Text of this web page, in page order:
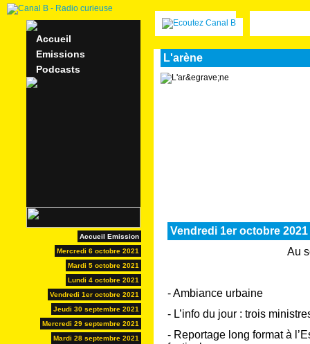
Accueil
Emissions
Podcasts
Accueil Emission
Mercredi 6 octobre 2021
Mardi 5 octobre 2021
Lundi 4 octobre 2021
Vendredi 1er octobre 2021
Jeudi 30 septembre 2021
Mercredi 29 septembre 2021
Mardi 28 septembre 2021
L'arène
Vendredi 1er octobre 2021
Au
- Ambiance urbaine
- L’info du jour : trois
- Reportage long format à